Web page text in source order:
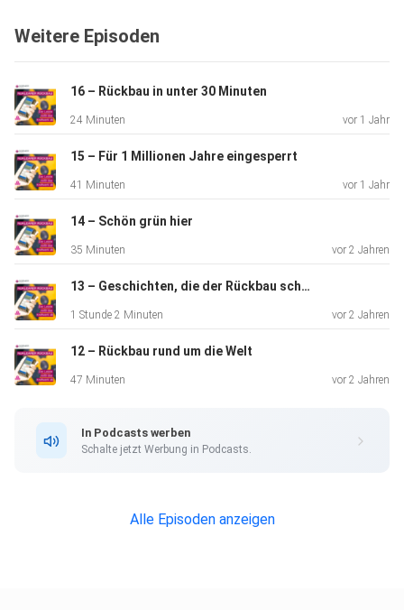
Radioaktivität und Strahlung in der Medizin zur Kerntechnik
#Radioaktivität #MarieCurie #Röntgen
Weitere Episoden
16 – Rückbau in unter 30 Minuten
24 Minuten vor 1 Jahr
15 – Für 1 Millionen Jahre eingesperrt
41 Minuten vor 1 Jahr
14 – Schön grün hier
35 Minuten vor 2 Jahren
13 – Geschichten, die der Rückbau schrieb mit PreussenElektra
1 Stunde 2 Minuten vor 2 Jahren
12 – Rückbau rund um die Welt
47 Minuten vor 2 Jahren
In Podcasts werben
Schalte jetzt Werbung in Podcasts.
Alle Episoden anzeigen